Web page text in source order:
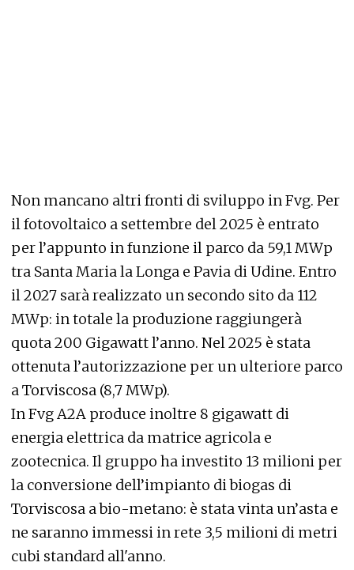
Non mancano altri fronti di sviluppo in Fvg. Per
il fotovoltaico a settembre del 2025 è entrato
per l’appunto in funzione il parco da 59,1 MWp
tra Santa Maria la Longa e Pavia di Udine. Entro
il 2027 sarà realizzato un secondo sito da 112
MWp: in totale la produzione raggiungerà
quota 200 Gigawatt l’anno. Nel 2025 è stata
ottenuta l’autorizzazione per un ulteriore parco
a Torviscosa (8,7 MWp).
In Fvg A2A produce inoltre 8 gigawatt di
energia elettrica da matrice agricola e
zootecnica. Il gruppo ha investito 13 milioni per
la conversione dell’impianto di biogas di
Torviscosa a bio-metano: è stata vinta un’asta e
ne saranno immessi in rete 3,5 milioni di metri
cubi standard all'anno.